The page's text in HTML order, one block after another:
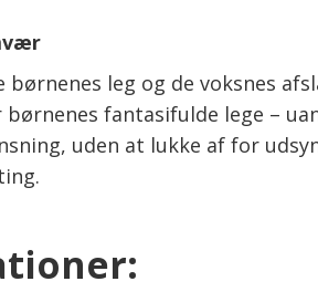
leg og de voksnes
fantasifulde lege –
uden at lukke af for